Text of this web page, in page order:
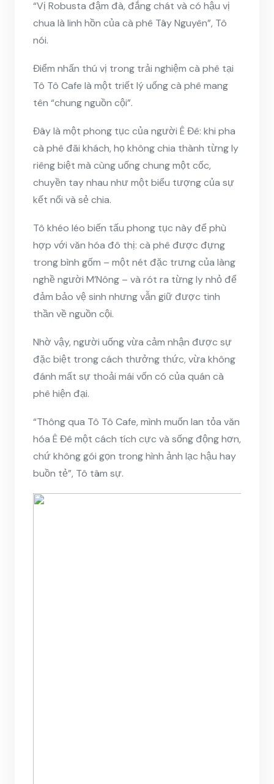
“Vị Robusta đậm đà, đắng chát và có hậu vị
chua là linh hồn của cà phê Tây Nguyên”, Tô
nói.
Điểm nhấn thú vị trong trải nghiệm cà phê tại
Tô Tô Cafe là một triết lý uống cà phê mang
tên “chung nguồn cội”.
Đây là một phong tục của người Ê Đê: khi pha
cà phê đãi khách, họ không chia thành từng ly
riêng biệt mà cùng uống chung một cốc,
chuyền tay nhau như một biểu tượng của sự
kết nối và sẻ chia.
Tô khéo léo biến tấu phong tục này để phù
hợp với văn hóa đô thị: cà phê được đựng
trong bình gốm – một nét đặc trưng của làng
nghề người M’Nông – và rót ra từng ly nhỏ để
đảm bảo vệ sinh nhưng vẫn giữ được tinh
thần về nguồn cội.
Nhờ vậy, người uống vừa cảm nhận được sự
đặc biệt trong cách thưởng thức, vừa không
đánh mất sự thoải mái vốn có của quán cà
phê hiện đại.
“Thông qua Tô Tô Cafe, mình muốn lan tỏa văn
hóa Ê Đê một cách tích cực và sống động hơn,
chứ không gói gọn trong hình ảnh lạc hậu hay
buồn tẻ”, Tô tâm sự.